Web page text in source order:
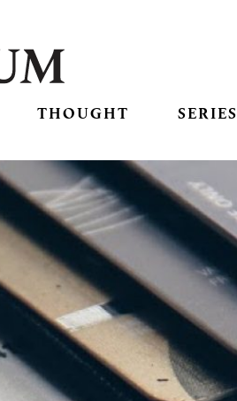
THOUGHT SERIES